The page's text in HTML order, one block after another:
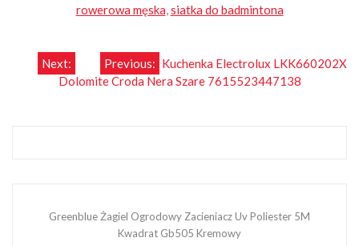
rowerowa męska siatka do badmintona
NawigacjaPrevious: Kuchenka Electrolux LKK660202X
Next:
Dolomite Croda Nera Szare 7615523447138
Greenblue Żagiel Ogrodowy Zacieniacz Uv Poliester 5M
Kwadrat Gb505 Kremowy